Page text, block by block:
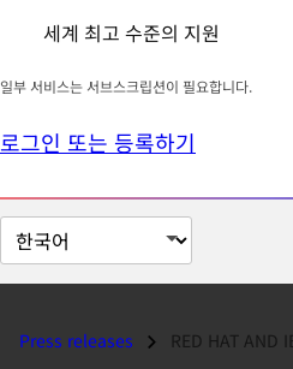
세계 최고 수준의 지원
일부 서비스는 서브스크립션이 필요합니다.
로그인 또는 등록하기
페
이
Press releases RED HAT AND IBM